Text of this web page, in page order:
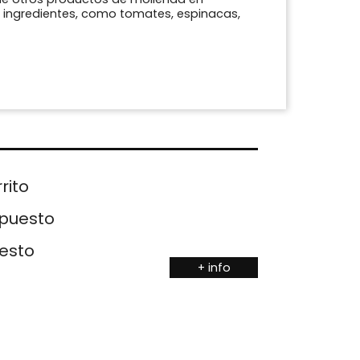
como tomates, espinacas,
+ info